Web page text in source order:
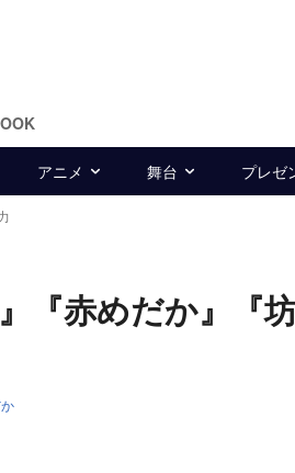
アニメ 舞台 プレゼ
『赤めだか』『